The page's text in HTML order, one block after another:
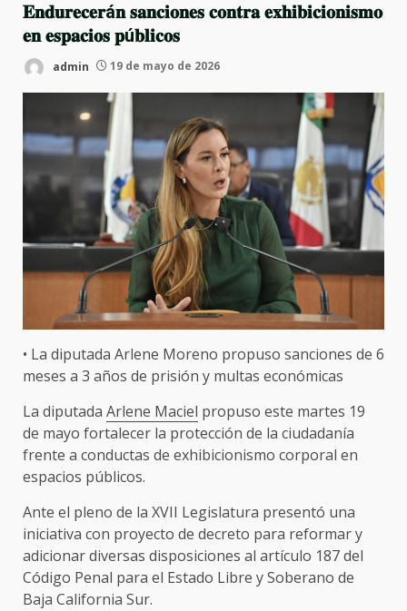
𝐄𝐧𝐝𝐮𝐫𝐞𝐜𝐞𝐫á𝐧 𝐬𝐚𝐧𝐜𝐢𝐨𝐧𝐞𝐬 𝐜𝐨𝐧𝐭𝐫𝐚 𝐞𝐱𝐡𝐢𝐛𝐢𝐜𝐢𝐨𝐧𝐢𝐬𝐦𝐨
𝐞𝐧 𝐞𝐬𝐩𝐚𝐜𝐢𝐨𝐬 𝐩ú𝐛𝐥𝐢𝐜𝐨𝐬
admin 19 de mayo de 2026
• La diputada Arlene Moreno propuso sanciones de 6
meses a 3 años de prisión y multas económicas
La diputada Arlene Maciel propuso este martes 19
de mayo fortalecer la protección de la ciudadanía
frente a conductas de exhibicionismo corporal en
espacios públicos.
Ante el pleno de la XVII Legislatura presentó una
iniciativa con proyecto de decreto para reformar y
adicionar diversas disposiciones al artículo 187 del
Código Penal para el Estado Libre y Soberano de
Baja California Sur.